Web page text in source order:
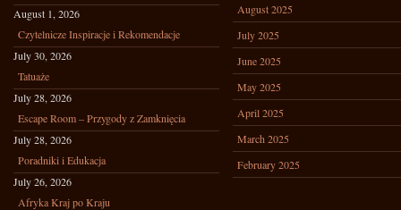
August 1, 2026
Czytelnicze Inspiracje i Rekomendacje
July 30, 2026
Tatuaże
July 28, 2026
Escape Room – Przygody z Zamknięcia
July 28, 2026
Poradniki i Edukacja
July 26, 2026
Afryka Kraj po Kraju
August 2025
July 2025
June 2025
May 2025
April 2025
March 2025
February 2025